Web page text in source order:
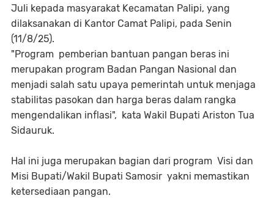
Juli kepada masyarakat Kecamatan Palipi, yang
dilaksanakan di Kantor Camat Palipi, pada Senin
(11/8/25).
"Program pemberian bantuan pangan beras ini
merupakan program Badan Pangan Nasional dan
menjadi salah satu upaya pemerintah untuk menjaga
stabilitas pasokan dan harga beras dalam rangka
mengendalikan inflasi", kata Wakil Bupati Ariston Tua
Sidauruk.
Hal ini juga merupakan bagian dari program Visi dan
Misi Bupati/Wakil Bupati Samosir yakni memastikan
ketersediaan pangan.